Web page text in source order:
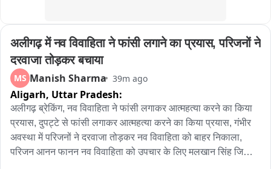
अलीगढ़ में नव विवाहिता ने फांसी लगाने का प्रयास, परिजनों ने
दरवाजा तोड़कर बचाया
MS Manish Sharma 39m ago
Aligarh, Uttar Pradesh:
अलीगढ़ ब्रेकिंग, नव विवाहिता ने फांसी लगाकर आत्महत्या करने का किया
प्रयास, दुपट्टे से फांसी लगाकर आत्महत्या करने का किया प्रयास, गंभीर
अवस्था में परिजनों ने दरवाजा तोड़कर नव विवाहिता को बाहर निकाला,
परिजन आनन फानन नव विवाहिता को उपचार के लिए मलखान सिंह जिला